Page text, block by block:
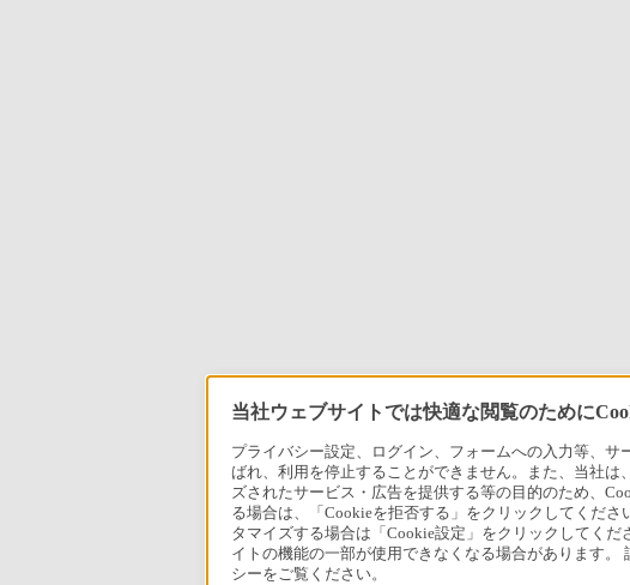
当社ウェブサイトでは快適な閲覧のために
プライバシー設定、ログイン、フォームへの入力等、
ばれ、利用を停止することができません。また、当社
ズされたサービス・広告を提供する等の目的のため、
る場合は、「Cookieを拒否する」をクリックしてくだ
タマイズする場合は「Cookie設定」をクリックしてく
イトの機能の一部が使用できなくなる場合があります
シーをご覧ください。